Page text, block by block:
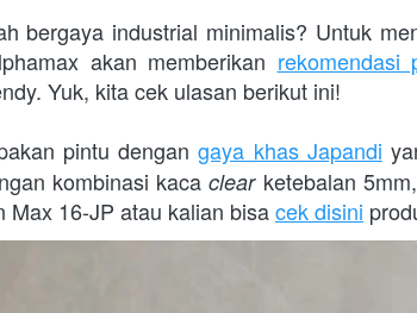
bergaya industrial minimalis? Untuk
akan memberikan rekomendasi
Yuk, kita cek ulasan berikut ini!
pintu dengan gaya khas Japandi
kombinasi kaca clear ketebalan
Max 16-JP atau kalian bisa cek disini